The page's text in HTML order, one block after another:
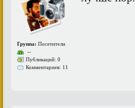
Группа: Посетители
--
Публикаций: 0
Комментариев: 11